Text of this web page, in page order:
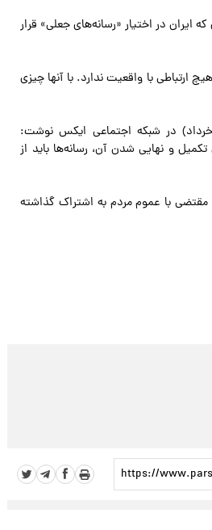
در اختیار «رسانه‌های جعلی» قرار
ارتباطی با واقعیت ندارد. با آنها چیزی
سید عباس عراقچی وزیر امور خارجه جمهوری اسلامی ایران نیز روز جمعه (۲۲ خرداد) در شبکه اجتماعی ایکس نوشت:
و نهایی شدن آن، رسانه‌ها باید از
مقتضی با عموم مردم به اشتراک گذاشته